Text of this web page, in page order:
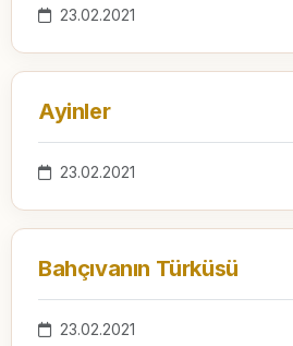
23.02.2021
Ayinler
23.02.2021
Bahçıvanın Türküsü
23.02.2021